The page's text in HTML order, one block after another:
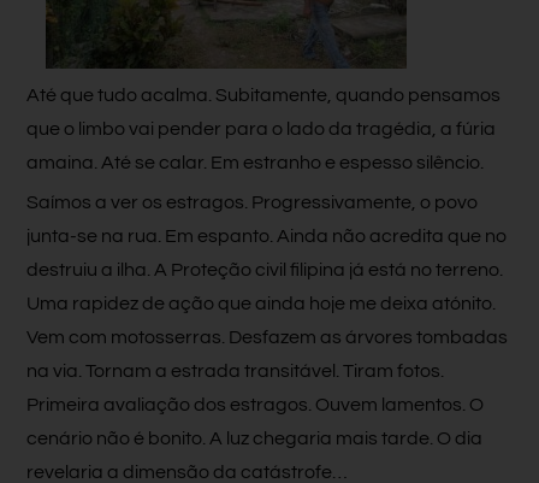
Até que tudo acalma. Subitamente, quando pensamos
que o limbo vai pender para o lado da tragédia, a fúria
amaina. Até se calar. Em estranho e espesso silêncio.
Saímos a ver os estragos. Progressivamente, o povo
junta-se na rua. Em espanto. Ainda não acredita que no
destruiu a ilha. A Proteção civil filipina já está no terreno.
Uma rapidez de ação que ainda hoje me deixa atónito.
Vem com motosserras. Desfazem as árvores tombadas
na via. Tornam a estrada transitável. Tiram fotos.
Primeira avaliação dos estragos. Ouvem lamentos. O
cenário não é bonito. A luz chegaria mais tarde. O dia
revelaria a dimensão da catástrofe…